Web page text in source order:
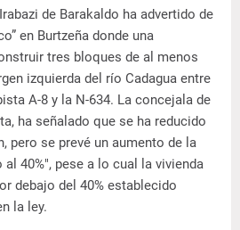
de Barakaldo ha advertido de
en Burtzeña donde una
tres bloques de al menos
izquierda del río Cadagua entre
A-8 y la N-634. La concejala de
ha señalado que se ha reducido
pero se prevé un aumento de la
40%", pese a lo cual la vivienda
debajo del 40% establecido
la ley.